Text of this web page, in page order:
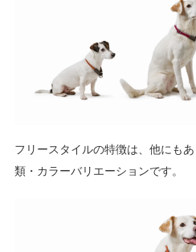
フリースタイルの特徴は、他にも
類・カラーバリエーションです。